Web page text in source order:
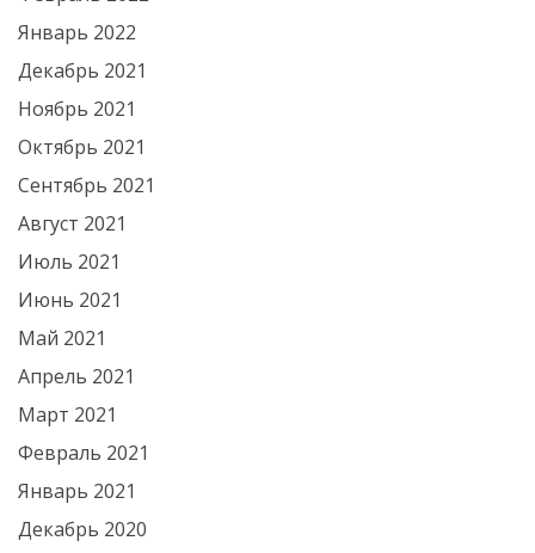
Январь 2022
Декабрь 2021
Ноябрь 2021
Октябрь 2021
Сентябрь 2021
Август 2021
Июль 2021
Июнь 2021
Май 2021
Апрель 2021
Март 2021
Февраль 2021
Январь 2021
Декабрь 2020